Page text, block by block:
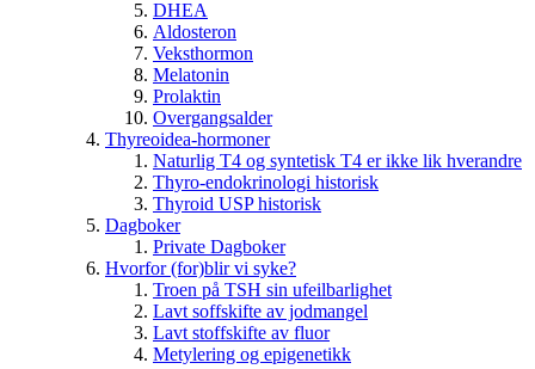
DHEA
Aldosteron
Veksthormon
Melatonin
Prolaktin
Overgangsalder
Thyreoidea-hormoner
Naturlig T4 og syntetisk T4 er ikke lik hverandre
Thyro-endokrinologi historisk
Thyroid USP historisk
Dagboker
Private Dagboker
Hvorfor (for)blir vi syke?
Troen på TSH sin ufeilbarlighet
Lavt soffskifte av jodmangel
Lavt stoffskifte av fluor
Metylering og epigenetikk